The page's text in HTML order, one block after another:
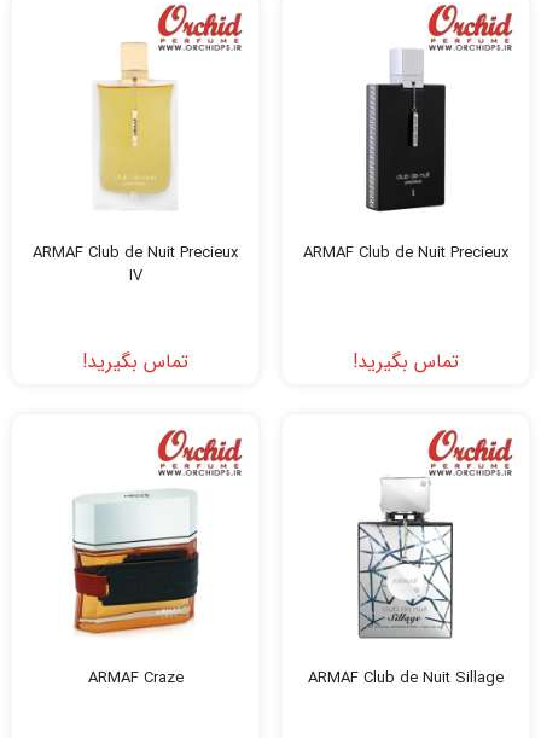
ARMAF Club de Nuit Precieux
تماس بگیرید!
ARMAF Club de Nuit Precieux
IV
تماس بگیرید!
ARMAF Club de Nuit Sillage
ARMAF Craze